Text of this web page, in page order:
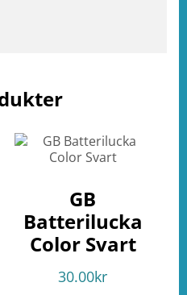
GB
Batterilucka
Color Svart
30.00kr